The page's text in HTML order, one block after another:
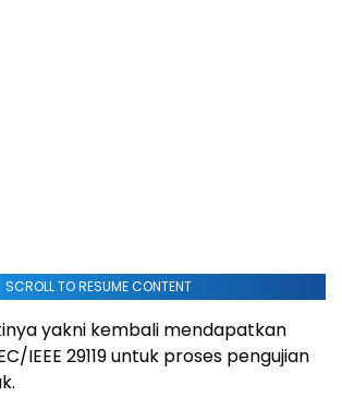
SCROLL TO RESUME CONTENT
yakni kembali mendapatkan
IEEE 29119 untuk proses pengujian